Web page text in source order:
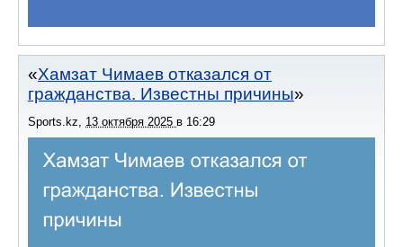
Хамзат Чимаев отказался от
гражданства. Известны причины
Sports.kz, 13 октября 2025 в 16:29